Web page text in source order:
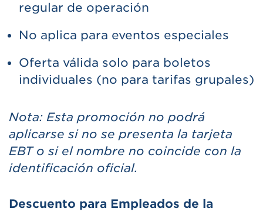
regular de operación
No aplica para eventos especiales
Oferta válida solo para boletos
individuales (no para tarifas grupales)
Nota: Esta promoción no podrá
aplicarse si no se presenta la tarjeta
EBT o si el nombre no coincide con la
identificación oficial.
Descuento para Empleados de la